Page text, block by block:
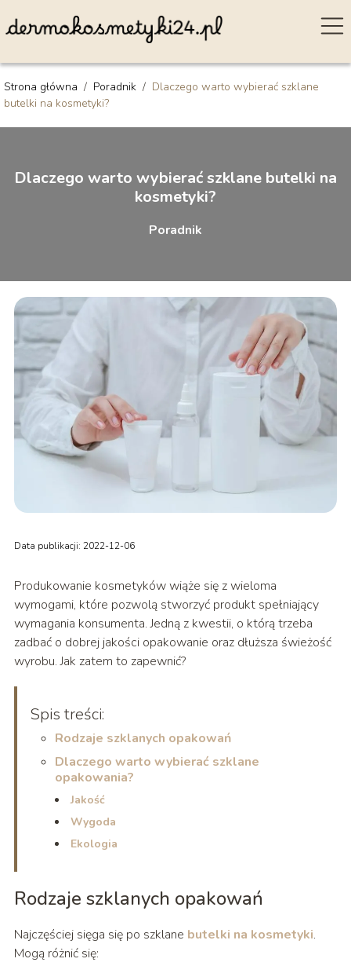
Strona główna / Poradnik / Dlaczego warto wybierać szklane
butelki na kosmetyki?
Dlaczego warto wybierać szklane butelki na
kosmetyki?
Poradnik
Data publikacji: 2022-12-06
Produkowanie kosmetyków wiąże się z wieloma
wymogami, które pozwolą stworzyć produkt spełniający
wymagania konsumenta. Jedną z kwestii, o którą trzeba
zadbać o dobrej jakości opakowanie oraz dłuższa świeżość
wyrobu. Jak zatem to zapewnić?
Spis treści:
Rodzaje szklanych opakowań
Dlaczego warto wybierać szklane
opakowania?
Jakość
Wygoda
Ekologia
Rodzaje szklanych opakowań
Najczęściej sięga się po szklane butelki na kosmetyki.
Mogą różnić się: